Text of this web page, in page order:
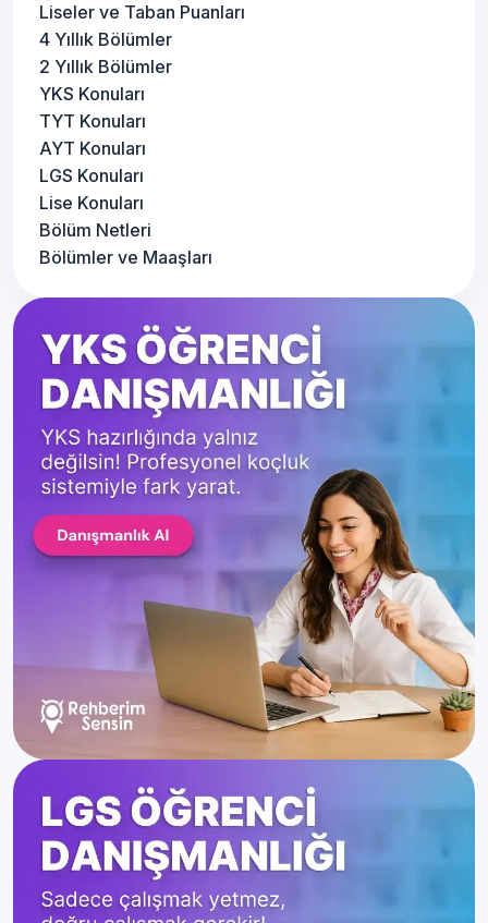
Liseler ve Taban Puanları
4 Yıllık Bölümler
2 Yıllık Bölümler
YKS Konuları
TYT Konuları
AYT Konuları
LGS Konuları
Lise Konuları
Bölüm Netleri
Bölümler ve Maaşları